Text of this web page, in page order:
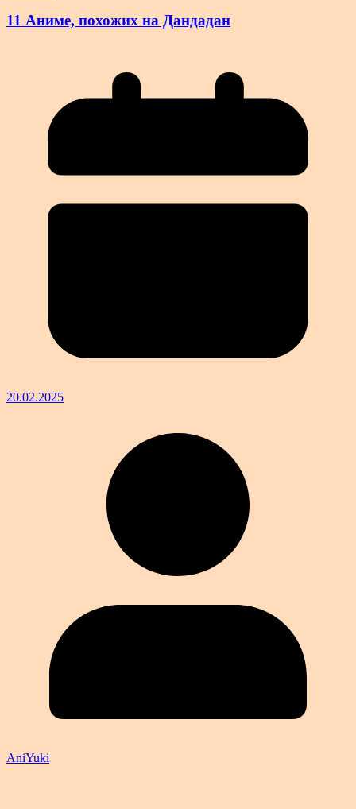
11 Аниме, похожих на Дандадан
20.02.2025
AniYuki